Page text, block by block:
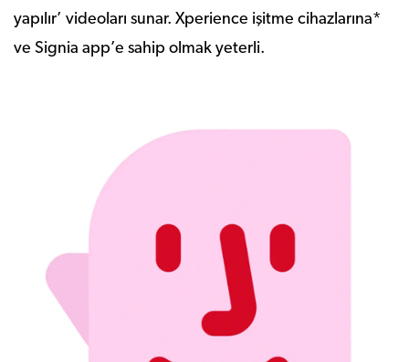
yapılır’ videoları sunar. Xperience işitme cihazlarına*
ve Signia app’e sahip olmak yeterli.